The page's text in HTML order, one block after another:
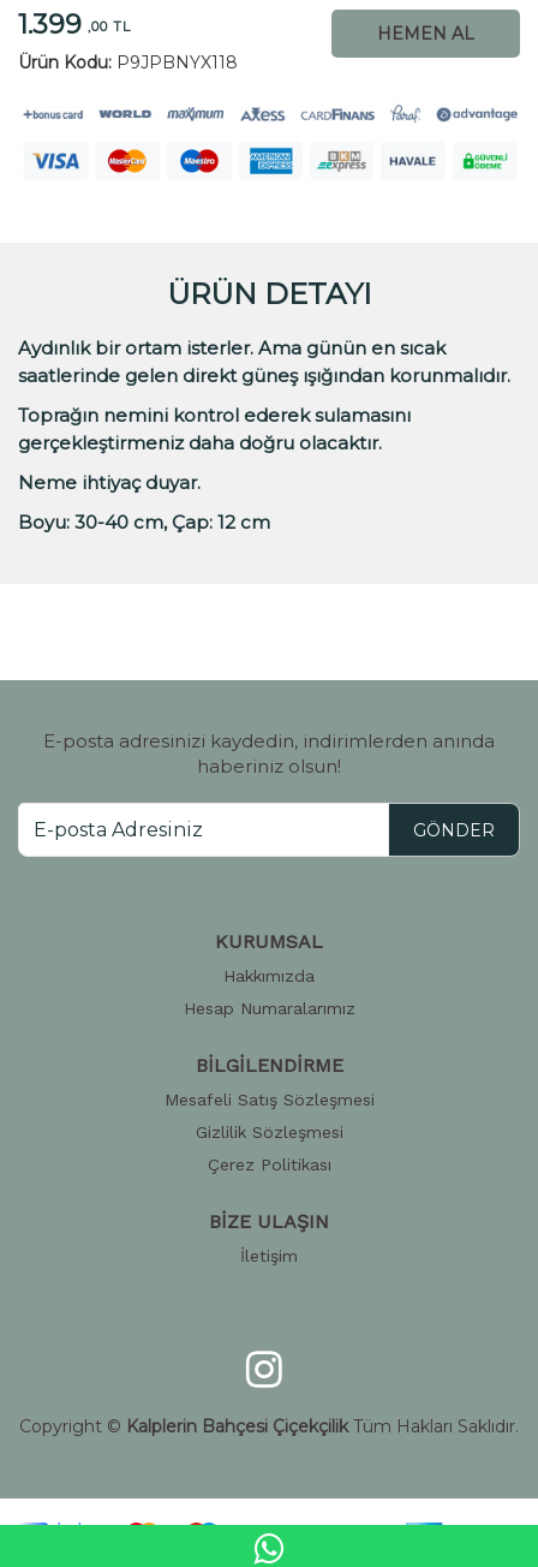
1.399 ,00 TL
Ürün Kodu: P9JPBNYX118
HEMEN AL
ÜRÜN DETAYI
Aydınlık bir ortam isterler. Ama günün en sıcak
saatlerinde gelen direkt güneş ışığından korunmalıdır.
Toprağın nemini kontrol ederek sulamasını
gerçekleştirmeniz daha doğru olacaktır.
Neme ihtiyaç duyar.
Boyu: 30-40 cm, Çap: 12 cm
E-posta adresinizi kaydedin, indirimlerden anında
haberiniz olsun!
GÖNDER
KURUMSAL
Hakkımızda
Hesap Numaralarımız
BİLGİLENDİRME
Mesafeli Satış Sözleşmesi
Gizlilik Sözleşmesi
Çerez Politikası
BİZE ULAŞIN
İletişim
Copyright © Kalplerin Bahçesi ÇiçekçilikTüm Hakları Saklıdır.